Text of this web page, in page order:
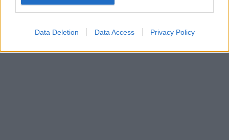
Data Deletion Data Access Privacy Policy